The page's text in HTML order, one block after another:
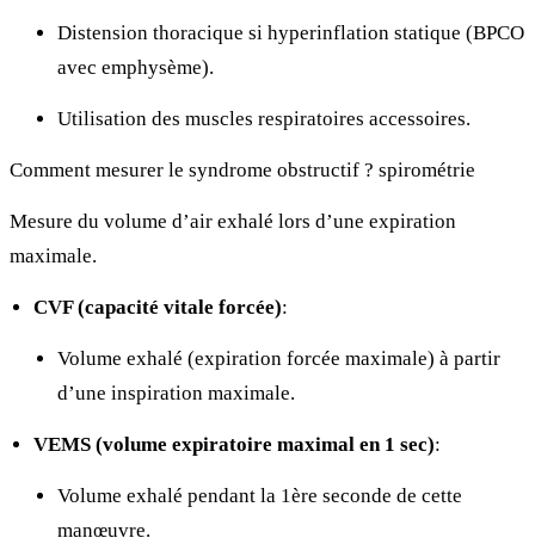
Distension thoracique si hyperinflation statique (BPCO
avec emphysème).
Utilisation des muscles respiratoires accessoires.
Comment mesurer le syndrome obstructif ? spirométrie
Mesure du volume d’air exhalé lors d’une expiration
maximale.
CVF (capacité vitale forcée):
Volume exhalé (expiration forcée maximale) à partir
d’une inspiration maximale.
VEMS (volume expiratoire maximal en 1 sec):
Volume exhalé pendant la 1ère seconde de cette
manœuvre.